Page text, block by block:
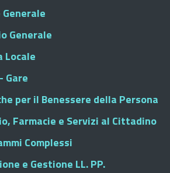
Generale
Locale
Gare
per il Benessere della Persona
Farmacie e Servizi al Cittadino
Complessi
e Gestione LL. PP.